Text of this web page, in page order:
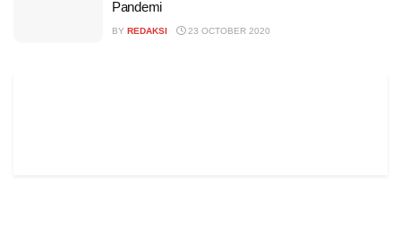
Pandemi
BY REDAKSI 23 OCTOBER 2020